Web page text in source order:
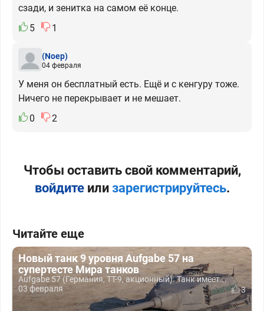
сзади, и зенитка на самом её конце.
5
1
(Noep)
04 февраля
У меня он бесплатный есть. Ещё и с кенгуру тоже.
Ничего не перекрывает и не мешает.
0
2
Чтобы оставить свой комментарий,
войдитеили зарегистрируйтесь.
Читайте еще
Новый танк 9 уровня Aufgabe 57 на
супертесте Мира танков
Aufgabe 57 (Германия, ТТ-9, акционный). Танк имеет...
03 февраля
3